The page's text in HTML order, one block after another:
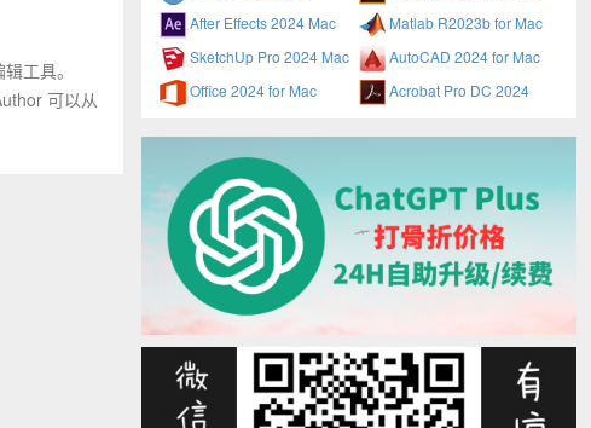
工具。
可以从
After Effects 2024 Mac
Matlab R2023b for Mac
SketchUp Pro 2024 Mac
AutoCAD 2024 for Mac
Office 2024 for Mac
Acrobat Pro DC 2024